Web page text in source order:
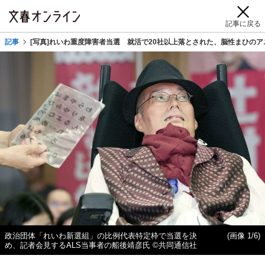
記事に戻る
記事 [写真]れいわ重度障害者当選 就活で20社以上落とされた、脳性まひのア
政治団体「れいわ新選組」の比例代表特定枠で当選を決
め、記者会見するALS当事者の船後靖彦氏 ©共同通信社
(画像 1/6)